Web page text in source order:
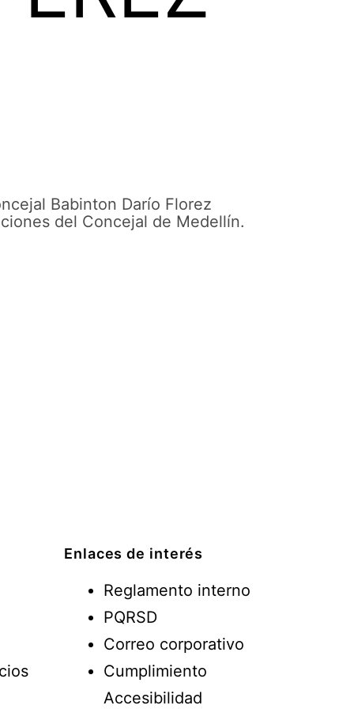
Babinton Darío Florez
del Concejal de Medellín.
Enlaces de interés
Reglamento interno
PQRSD
Correo corporativo
Cumplimiento
Accesibilidad